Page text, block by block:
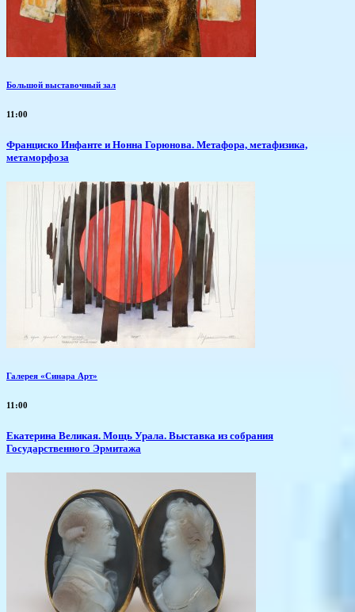
Большой выставочный зал
11:00
Франциско Инфанте и Нонна Горюнова. Метафора, метафизика,
метаморфоза
Галерея «Синара Арт»
11:00
​Екатерина Великая. Мощь Урала. Выставка из собрания
Государственного Эрмитажа